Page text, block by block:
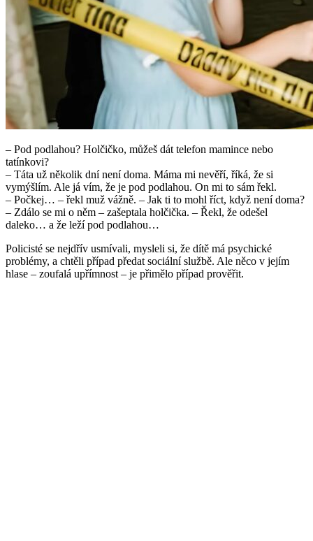
– Pod podlahou? Holčičko, můžeš dát telefon mamince nebo
tatínkovi?
– Táta už několik dní není doma. Máma mi nevěří, říká, že si
vymýšlím. Ale já vím, že je pod podlahou. On mi to sám řekl.
– Počkej… – řekl muž vážně. – Jak ti to mohl říct, když není doma?
– Zdálo se mi o něm – zašeptala holčička. – Řekl, že odešel
daleko… a že leží pod podlahou…
Policisté se nejdřív usmívali, mysleli si, že dítě má psychické
problémy, a chtěli případ předat sociální službě. Ale něco v jejím
hlase – zoufalá upřímnost – je přimělo případ prověřit.